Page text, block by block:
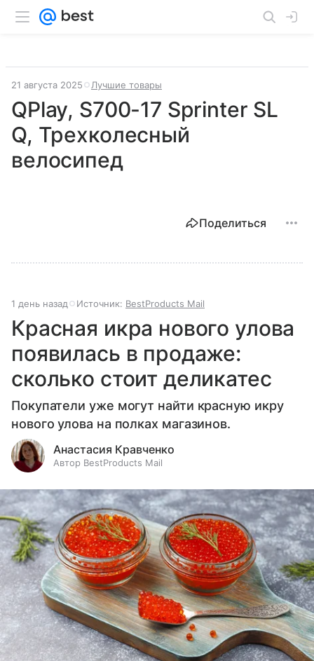
21 августа 2025 Лучшие товары
QPlay, S700-17 Sprinter SL
Q, Трехколесный
велосипед
Поделиться
1 день назад Источник: BestProducts Mail
Красная икра нового улова
появилась в продаже:
сколько стоит деликатес
Покупатели уже могут найти красную икру
нового улова на полках магазинов.
Анастасия Кравченко
Автор BestProducts Mail